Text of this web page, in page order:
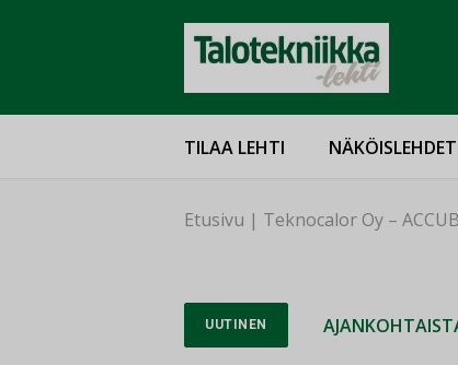
TILAA LEHTI NÄKÖISLEHDET
Etusivu | Teknocalor Oy –
UUTINEN